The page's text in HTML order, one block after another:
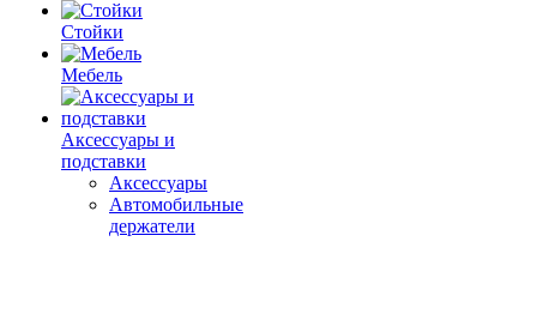
Стойки
Мебель
Аксессуары и
подставки
Аксессуары
Автомобильные
держатели